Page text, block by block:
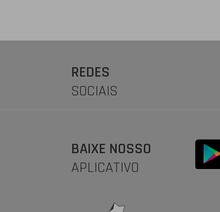
REDES
SOCIAIS
BAIXE NOSSO
APLICATIVO